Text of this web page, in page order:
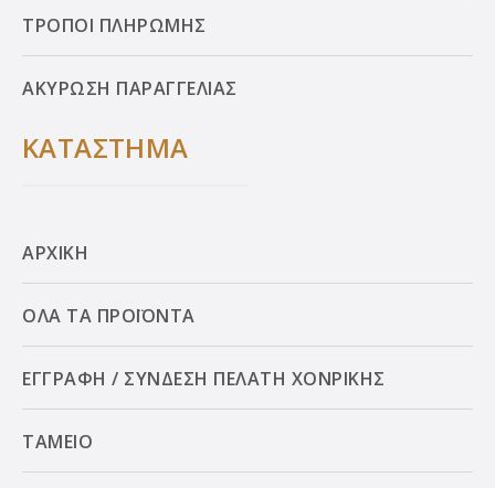
ΤΡΟΠΟΙ ΠΛΗΡΩΜΗΣ
ΑΚΥΡΩΣΗ ΠΑΡΑΓΓΕΛΙΑΣ
ΚΑΤΑΣΤΗΜΑ
ΑΡΧΙΚΗ
ΟΛΑ ΤΑ ΠΡΟΪΟΝΤΑ
ΕΓΓΡΑΦΗ / ΣΥΝΔΕΣΗ ΠΕΛΑΤΗ ΧΟΝΡΙΚΗΣ
ΤΑΜΕΙΟ